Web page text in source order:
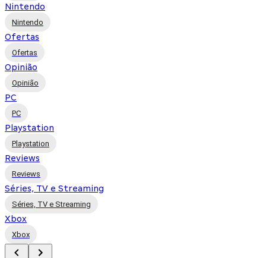
Nintendo
Nintendo
Ofertas
Ofertas
Opinião
Opinião
PC
PC
Playstation
Playstation
Reviews
Reviews
Séries, TV e Streaming
Séries, TV e Streaming
Xbox
Xbox